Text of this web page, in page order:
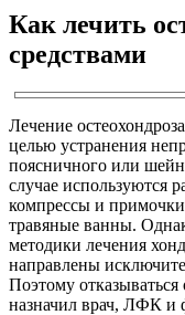
Как лечить
средствами
Лечение
целью устранения
поясничного или
случае используются
компрессы и
травяные ванны.
методики лечения
направлены
Поэтому
назначил врач, ЛФК и